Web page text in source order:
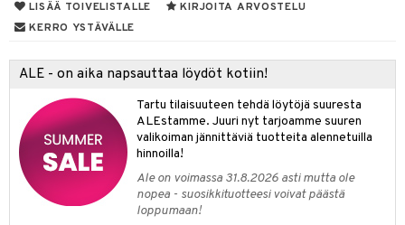
LISÄÄ TOIVELISTALLE
KIRJOITA ARVOSTELU
KERRO YSTÄVÄLLE
ALE - on aika napsauttaa löydöt kotiin!
Tartu tilaisuuteen tehdä löytöjä suuresta
ALEstamme. Juuri nyt tarjoamme suuren
valikoiman jännittäviä tuotteita alennetuilla
hinnoilla!
Ale on voimassa 31.8.2026 asti mutta ole
nopea - suosikkituotteesi voivat päästä
loppumaan!
säilytys
tekstiilit
& Tyynyliinat
& Peitot
& Koukut
& Korit
& Veistokset
& Lyhdyt
tekstiilit
tekstiilit
hyönteissuoja
& Lyhdyt